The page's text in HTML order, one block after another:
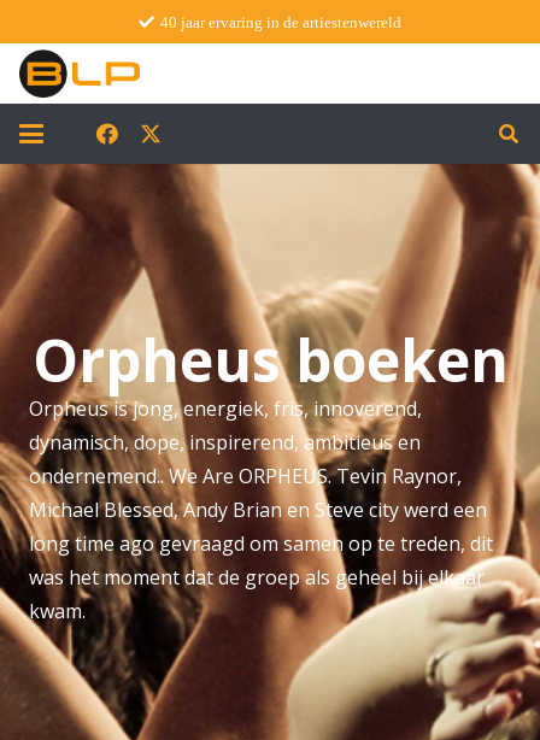
40 jaar ervaring in de artiestenwereld
Orpheus boeken
Orpheus is jong, energiek, fris, innoverend,
dynamisch, dope, inspirerend, ambitieus en
ondernemend.. We Are ORPHEUS. Tevin Raynor,
Michael Blessed, Andy Brian en Steve city werd een
long time ago gevraagd om samen op te treden, dit
was het moment dat de groep als geheel bij elkaar
kwam.